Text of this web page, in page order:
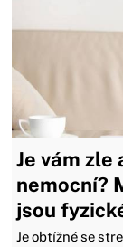
Je vám zle
nemocní?
jsou
Je obtížné se